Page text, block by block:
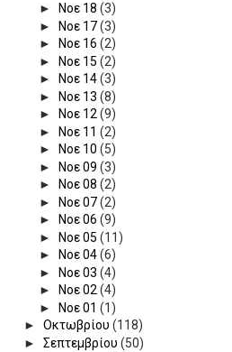
►
Νοε 18 (3)
►
Νοε 17(3)
►
Νοε 16 (2)
►
Νοε 15 (2)
►
Νοε 14(3)
►
Νοε 13 (8)
►
Νοε 12(9)
►
Νοε 11 (2)
►
Νοε 10 (5)
►
Νοε 09 (3)
►
Νοε 08 (2)
►
Νοε 07(2)
►
Νοε 06 (9)
►
Νοε 05 (11)
►
Νοε 04(6)
►
Νοε 03 (4)
►
Νοε 02(4)
►
Νοε 01 (1)
► Οκτωβρίου (118)
► Σεπτεμβρίου (50)